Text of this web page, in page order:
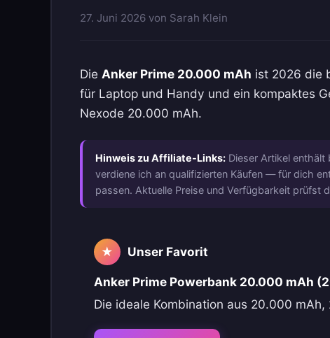
27. Juni 2026 von Sarah Klein
Die Anker Prime 20.000 mAh ist 2026 die
für Laptop und Handy und ein kompaktes
Nexode 20.000 mAh.
Hinweis zu Affiliate-Links: Dieser Artikel enthält
verdiene ich an qualifizierten Käufen — für dich
passen. Aktuelle Preise und Verfügbarkeit prüfst
★ Unser Favorit
Anker Prime Powerbank 20.000 mAh
Die ideale Kombination aus 20.000